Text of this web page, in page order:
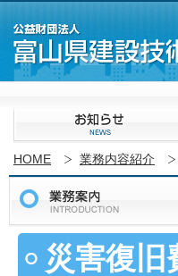
HOME 業務内容紹介
災害復旧